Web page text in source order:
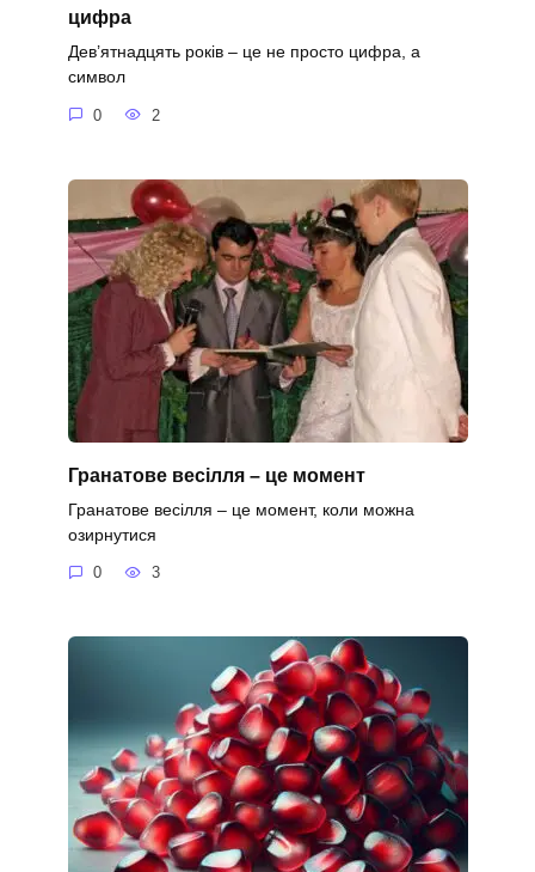
цифра
Дев’ятнадцять років – це не просто цифра, а
символ
0 2
Гранатове весілля – це момент
Гранатове весілля – це момент, коли можна
озирнутися
0 3